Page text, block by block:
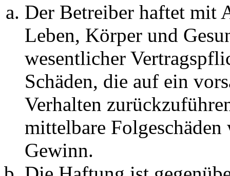
Der Betreiber haftet mit
Leben, Körper und
wesentlicher
Schäden, die auf ein
Verhalten
mittelbare Folgeschäden
Gewinn.